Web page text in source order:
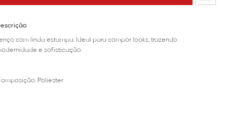
com linda estampa. Ideal para compor looks, trazendo
e sofisticação.
Poliéster